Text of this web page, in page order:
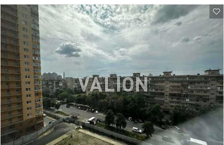
Технология строительства – монолитно-каркасная, стены –
кирпич, утепление – минеральная вата. Паркинг на 700 мест.
Собственная инфраструктура – ​​супермаркет и торговые
площади на 1 этаже. Метро - Героев Днепра, Оболонь, Минская -
15 минут на авто. 044 200 10 80 Valion.ua/1132297